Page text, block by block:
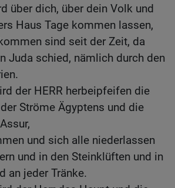
über dich, über dein Volk und
Haus Tage kommen lassen,
sind seit der Zeit, da
Juda schied, nämlich durch den
der HERR herbeipfeifen die
Ströme Ägyptens und die
und sich alle niederlassen
und in den Steinklüften und in
an jeder Tränke.